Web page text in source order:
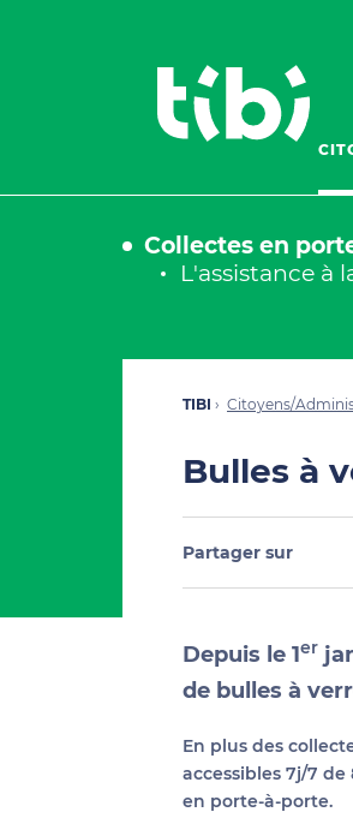
Collectes en
L'assistance à
TIBI Citoyens/
Bulles à
Partager sur
Depuis le 1er
de bulles à
En plus des
accessibles 7j/7 de
en porte-à-porte.